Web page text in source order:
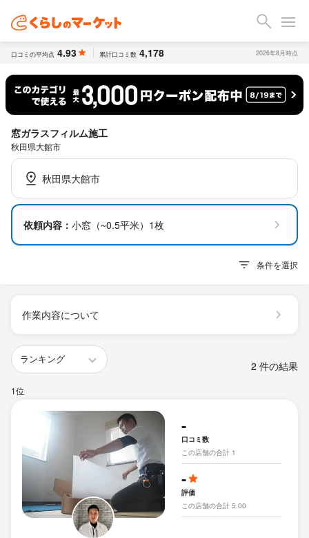
口コミの平均点 4.93 累計口コミ数 4,178 2026年8月時点
窓ガラスフィルム施工
秋田県大館市
秋田県大館市
依頼内容： 小窓（~0.5平米）1枚
条件を選択
作業内容について
2 件の結果
1位
-
口コミ数
この店舗の合計 1
-
評価
この店舗の合計 5.00